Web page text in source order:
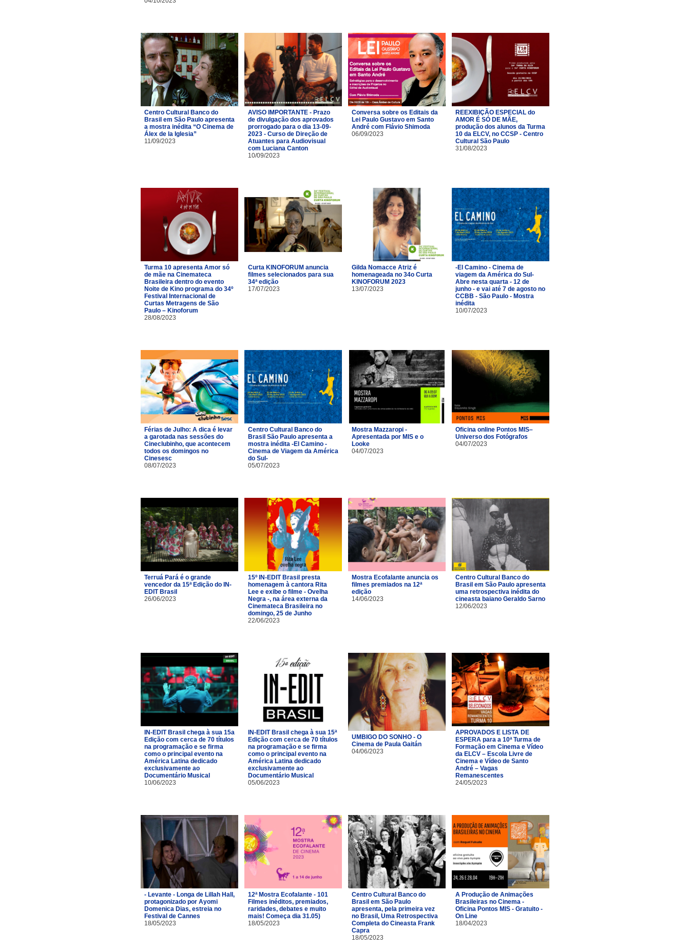
Centro Cultural Banco do
Brasil em São Paulo apresenta
a mostra inédita “O Cinema de
Álex de la Iglesia”
11/09/2023
AVISO IMPORTANTE - Prazo
de divulgação dos aprovados
prorrogado para o dia 13-09-
2023 - Curso de Direção de
Atuantes para Audiovisual
com Luciana Canton
10/09/2023
Conversa sobre os Editais da
Lei Paulo Gustavo em Santo
André com Flávio Shimoda
06/09/2023
REEXIBIÇÃO ESPECIAL do
AMOR É SÓ DE MÃE,
produção dos alunos da Turma
10 da ELCV, no CCSP - Centro
Cultural São Paulo
31/08/2023
Turma 10 apresenta Amor só
de mãe na Cinemateca
Brasileira dentro do evento
Noite de Kino programa do 34º
Festival Internacional de
Curtas Metragens de São
Paulo – Kinoforum
28/08/2023
Curta KINOFORUM anuncia
filmes selecionados para sua
34ª edição
17/07/2023
Gilda Nomacce Atriz é
homenageada no 34o Curta
KINOFORUM 2023
13/07/2023
-El Camino - Cinema de
viagem da América do Sul-
Abre nesta quarta - 12 de
junho - e vai até 7 de agosto no
CCBB - São Paulo - Mostra
inédita
10/07/2023
Férias de Julho: A dica é levar
a garotada nas sessões do
Cineclubinho, que acontecem
todos os domingos no
Cinesesc
08/07/2023
Centro Cultural Banco do
Brasil São Paulo apresenta a
mostra inédita -El Camino -
Cinema de Viagem da América
do Sul-
05/07/2023
Mostra Mazzaropi -
Apresentada por MIS e o
Looke
04/07/2023
Oficina online Pontos MIS–
Universo dos Fotógrafos
04/07/2023
Terruá Pará é o grande
vencedor da 15ª Edição do IN-
EDIT Brasil
26/06/2023
15º IN-EDIT Brasil presta
homenagem à cantora Rita
Lee e exibe o filme - Ovelha
Negra -, na área externa da
Cinemateca Brasileira no
domingo, 25 de Junho
22/06/2023
Mostra Ecofalante anuncia os
filmes premiados na 12ª
edição
14/06/2023
Centro Cultural Banco do
Brasil em São Paulo apresenta
uma retrospectiva inédita do
cineasta baiano Geraldo Sarno
12/06/2023
IN-EDIT Brasil chega à sua 15a
Edição com cerca de 70 títulos
na programação e se firma
como o principal evento na
América Latina dedicado
exclusivamente ao
Documentário Musical
10/06/2023
IN-EDIT Brasil chega à sua 15ª
Edição com cerca de 70 títulos
na programação e se firma
como o principal evento na
América Latina dedicado
exclusivamente ao
Documentário Musical
05/06/2023
UMBIGO DO SONHO - O
Cinema de Paula Gaitán
04/06/2023
APROVADOS E LISTA DE
ESPERA para a 10ª Turma de
Formação em Cinema e Vídeo
da ELCV – Escola Livre de
Cinema e Vídeo de Santo
André – Vagas
Remanescentes
24/05/2023
- Levante - Longa de Lillah Hall,
protagonizado por Ayomi
Domenica Dias, estreia no
Festival de Cannes
18/05/2023
12ª Mostra Ecofalante - 101
Filmes inéditos, premiados,
raridades, debates e muito
mais! Começa dia 31.05)
18/05/2023
Centro Cultural Banco do
Brasil em São Paulo
apresenta, pela primeira vez
no Brasil, Uma Retrospectiva
Completa do Cineasta Frank
Capra
18/05/2023
A Produção de Animações
Brasileiras no Cinema -
Oficina Pontos MIS - Gratuito -
On Line
18/04/2023